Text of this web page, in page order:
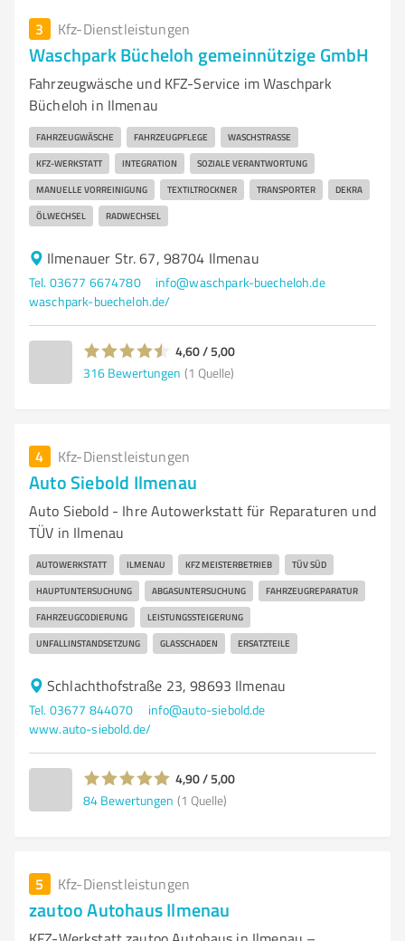
3 Kfz-Dienstleistungen
Waschpark Bücheloh gemeinnützige GmbH
Fahrzeugwäsche und KFZ-Service im Waschpark
Bücheloh in Ilmenau
FAHRZEUGWÄSCHE FAHRZEUGPFLEGE WASCHSTRASSE
KFZ-WERKSTATT INTEGRATION SOZIALE VERANTWORTUNG
MANUELLE VORREINIGUNG TEXTILTROCKNER TRANSPORTER DEKRA
ÖLWECHSEL RADWECHSEL
Ilmenauer Str. 67, 98704 Ilmenau
Tel. 03677 6674780
info@waschpark-buecheloh.de
waschpark-buecheloh.de/
4,60 / 5,00
316 Bewertungen (1 Quelle)
4 Kfz-Dienstleistungen
Auto Siebold Ilmenau
Auto Siebold - Ihre Autowerkstatt für Reparaturen und
TÜV in Ilmenau
AUTOWERKSTATT ILMENAU KFZ MEISTERBETRIEB TÜV SÜD
HAUPTUNTERSUCHUNG ABGASUNTERSUCHUNG FAHRZEUGREPARATUR
FAHRZEUGCODIERUNG LEISTUNGSSTEIGERUNG
UNFALLINSTANDSETZUNG GLASSCHADEN ERSATZTEILE
Schlachthofstraße 23, 98693 Ilmenau
Tel. 03677 844070
info@auto-siebold.de
www.auto-siebold.de/
4,90 / 5,00
84 Bewertungen (1 Quelle)
5 Kfz-Dienstleistungen
zautoo Autohaus Ilmenau